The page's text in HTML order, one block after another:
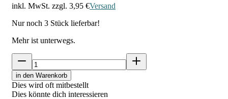
inkl. MwSt. zzgl. 3,95 €Versand
Nur noch 3 Stück lieferbar!
Mehr ist unterwegs.
in den Warenkorb
Dies wird oft mitbestellt
Dies könnte dich interessieren